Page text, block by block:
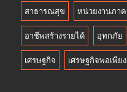
สาธารณสุข หน่วยงานภา
อาชีพสร้างรายได้ อุทกภัย
เศรษฐกิจ เศรษฐกิจพอเพียง